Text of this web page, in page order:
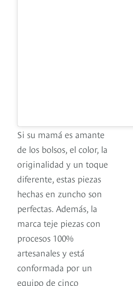
Si su mamá es amante
de los bolsos, el color, la
originalidad y un toque
diferente, estas piezas
hechas en zuncho son
perfectas. Además, la
marca teje piezas con
procesos 100%
artesanales y está
conformada por un
equipo de cinco